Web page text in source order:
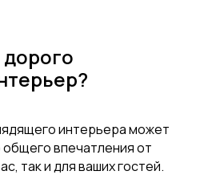
интерьера может
впечатления от
так и для ваших гостей.